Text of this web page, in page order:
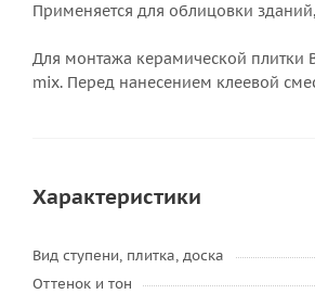
Применяется для облицовки
Для монтажа керамической плитки
mix. Перед нанесением клеевой
Характеристики
Вид ступени, плитка, доска
Оттенок и тон